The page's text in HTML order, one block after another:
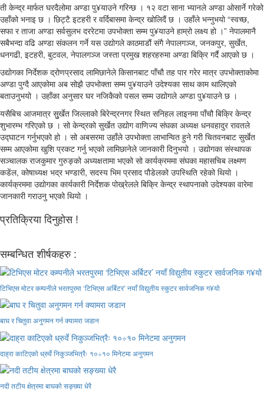
ती केन्द्र मार्फत घरदैलोमा अण्डा पु¥याउने गरिन्छ । १२ वटा साना भ्यानले अण्डा ओसार्ने गरेको
उहाँको भनाइ छ । छिट्टै इटहरी र वर्दिबासमा केन्द्र खोलिदैं छ । उहाँले भन्नुभयो “स्वच्छ,
सफा र ताजा अण्डा सर्वसुलभ दररेटमा उपभोक्ता सम्म पु¥याउने हाम्रो लक्ष्य हो ।” नेपालमानै
सबैभन्दा वढि अण्डा संकलन गर्ने यस उद्योगले काठमाडौं संगै नेपालगञ्ज, जनकपुर, सुर्खेत,
धनगढी, इटहरी, बुटवल, नेपालगञ्ज जस्ता प्रमुख शहरहरुमा अण्डा बिक्रि गर्दै आएको छ ।
उद्योगका निर्देशक द्रोणप्रसाद लामिछानेले किसानबाट पाँचौ तह पार गरेर मात्र उपभोक्ताकोमा
अण्डा पुग्दै आएकोमा अब सोझै उपभोक्ता सम्म पु¥याउने उदेश्यका साथ काम थालिएको
बताउनुभयो । उहाँका अनुसार घर नजिकैको पसल सम्म उद्योगले अण्डा पु¥याउने छ ।
यसैबिच आजमात्र सुुर्खेत जिल्लाको बिरेन्द्रनगर स्थित सनिहल लाइनमा पाँचौ बिक्रि केन्द्र
शुभारम्भ गरिएको छ । सो केन्द्रको सुर्खेत उद्योग वाणिज्य संघका अध्यक्ष धनवहादुर रावतले
उद्घाटन गर्नुभएको हो । सो अबसरमा उहाँले उपभोक्ता लाभान्वित हुने गरी चितवनबाट सुर्खेत
सम्म आएकोमा खुशि प्रकट गर्नु भएको लामिछानेले जानकारी दिनुभयो । उद्योगका संस्थापक
सञ्चालक राजकुमार गुरुङ्को अध्यक्षतामा भएको सो कार्यक्रममा संघका महासचिब लक्ष्मण
कडेंल, कोषाध्यक्ष भद्र भण्डारी, सदस्य भिम प्रसाद पौडेलको उपस्थिति रहेको थियो ।
कार्यक्रममा उद्योगका कार्यकारी निर्देशक पोख्रेलले बिक्रि केन्द्र स्थापनाको उदेश्यका वारेमा
जानकारी गराउनु भएको थियो ।
प्रतिक्रिया दिनुहोस !
सम्बन्धित शीर्षकहरु :
टिभिएस मोटर कम्पनीले भरतपुरमा ‘टिभिएस अर्बिटर’ नयाँ विद्युतीय स्कुटर सार्वजनिक ग¥यो
बाघ र चितुवा अनुगमन गर्न क्यामरा जडान
दाह्रा काटिएको ध्रुर्वे निकुञ्जभित्रैः १०÷१० मिनेटमा अनुगमन
नदी तटीय क्षेत्रमा बाघको सङ्ख्या धेरै